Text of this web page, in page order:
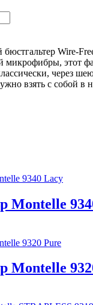
Wire-
микрофибры, этот
через
взять с собой
Montelle
Montelle